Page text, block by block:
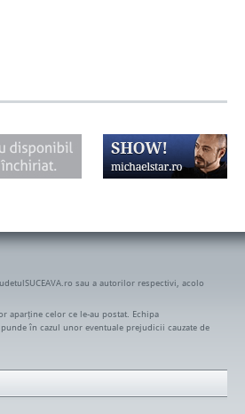
sau a autorilor respectivi, acolo
aparține celor ce le-au postat. Echipa
în cazul unor eventuale prejudicii cauzate de